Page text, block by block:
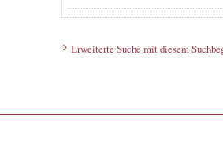
Erweiterte Suche mit diesem